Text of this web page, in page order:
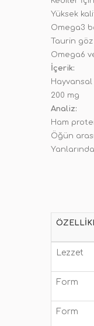
Yüksek
Omega3
Taurin
Omega6
İçerik:
200 mg
Analiz:
Ham
Öğün
Lezzet
Form
Form